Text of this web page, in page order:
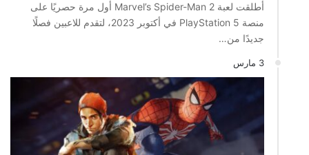
أطلقت لعبة Marvel’s Spider-Man 2 أول مرة حصريًا على
منصة PlayStation 5 في أكتوبر 2023، لتقدم للاعبين فصلًا
جديدًا من…
3 مارس